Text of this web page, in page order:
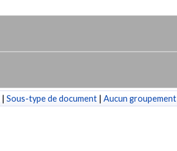
| Sous-type de document | Aucun groupement